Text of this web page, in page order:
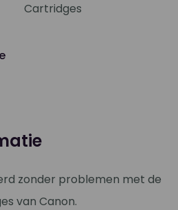
Cartridges
zonder problemen met de
van Canon.